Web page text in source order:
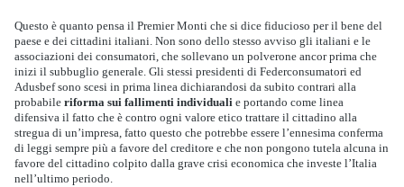
Questo è quanto pensa il Premier Monti che si dice fiducioso per il bene del
paese e dei cittadini italiani. Non sono dello stesso avviso gli italiani e le
associazioni dei consumatori, che sollevano un polverone ancor prima che
inizi il subbuglio generale. Gli stessi presidenti di Federconsumatori ed
Adusbef sono scesi in prima linea dichiarandosi da subito contrari alla
probabile riforma sui fallimenti individuali e portando come linea
difensiva il fatto che è contro ogni valore etico trattare il cittadino alla
stregua di un’impresa, fatto questo che potrebbe essere l’ennesima conferma
di leggi sempre più a favore del creditore e che non pongono tutela alcuna in
favore del cittadino colpito dalla grave crisi economica che investe l’Italia
nell’ultimo periodo.